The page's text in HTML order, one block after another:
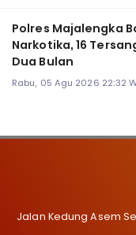
Polres Majalengka
Narkotika, 16
Dua Bulan
Rabu, 05 Agu 2026 22:32
Jalan Kedung Asem